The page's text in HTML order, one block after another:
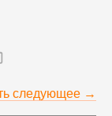
следующее →